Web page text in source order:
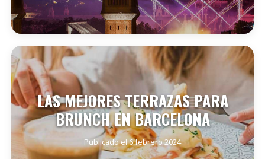
SEGUIR LEYENDO
LAS MEJORES TERRAZAS PARA
BRUNCH EN BARCELONA
Publicado el 6 febrero 2024